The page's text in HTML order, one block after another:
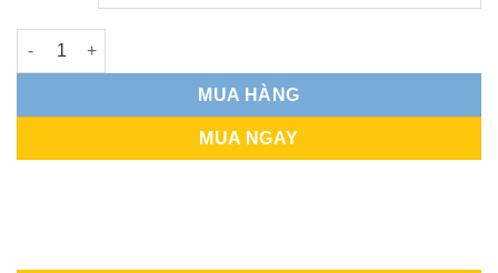
Ranger S686 Mẫu 2 Nòng Cao Cấp - Bản Ngắn số lượng
MUA HÀNG
MUA NGAY